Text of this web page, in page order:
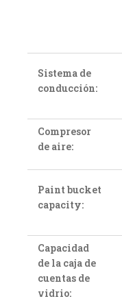
Sistema de
conducción:
Compresor
de aire:
Paint bucket
capacity:
Capacidad
de la caja de
cuentas de
vidrio: